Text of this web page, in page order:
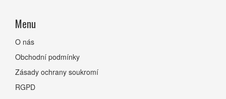
Menu
O nás
Obchodní podmínky
Zásady ochrany soukromí
RGPD